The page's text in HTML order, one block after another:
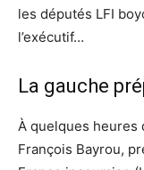
les députés LFI
l’exécutif…
La gauche
À quelques heures
François Bayrou,